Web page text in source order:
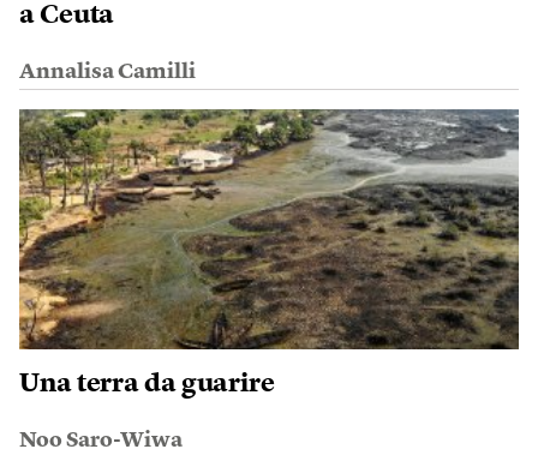
a Ceuta
Annalisa Camilli
Una terra da guarire
Noo Saro-Wiwa